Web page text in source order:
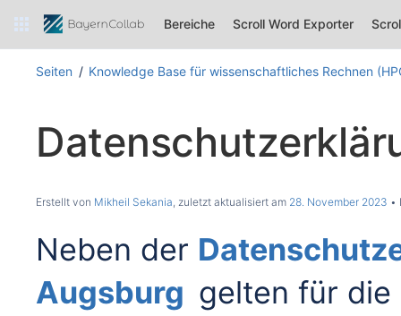
Bereiche Scroll Word Exporter
Seiten Knowledge Base für wissenschaftliches Rechnen
Erstellt von Mikheil Sekania, zuletzt aktualisiert am 28. November 2023
Neben der
Augsburg gelten für